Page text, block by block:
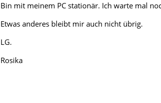
Bin mit meinem PC stationär. Ich warte mal
Etwas anderes bleibt mir auch nicht übrig.
LG.
Rosika